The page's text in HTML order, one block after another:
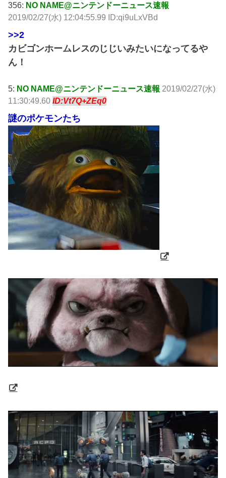
356: NO NAME@ニンテンドーニュース速報
2019/02/27(水) 12:04:55.99 ID:qi9uLxVBd
>>2
カビゴンホームレスのじじいみたいになってるや
ん！
5: NO NAME@ニンテンドーニュース速報 2019/02/27(水)
11:30:49.60ID:Vt7Q+ZEq0
謎のポケモンたち